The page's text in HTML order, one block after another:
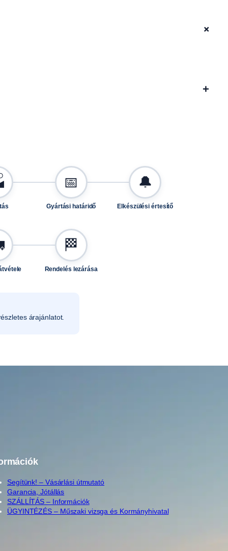
+
+
📅
Gyártási határidő
🔔
Elkészülési értesítő
🏁
Rendelés lezárása
árajánlatot.
Segítünk! – Vásárlási útmutató
Garancia, Jótállás
SZÁLLÍTÁS – Információk
ÜGYINTÉZÉS – Műszaki vizsga és Kormányhivatal